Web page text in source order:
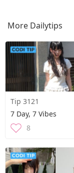
More Dailytips
Tip 3121
7 Day, 7 Vibes
8